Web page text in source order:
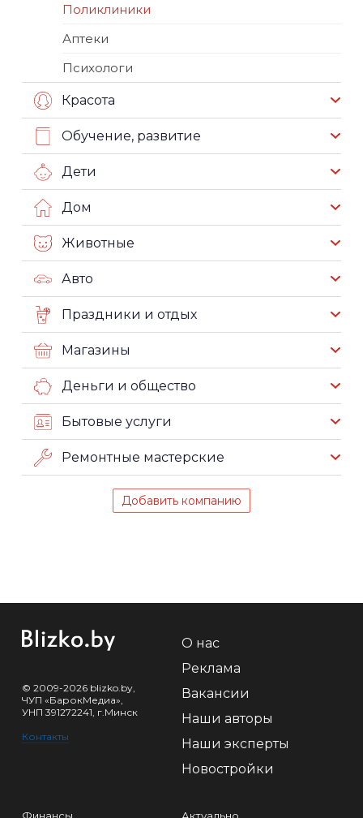
Поликлиники
Аптеки
Психологи
Красота
Обучение, развитие
Дети
Дом
Животные
Авто
Праздники и отдых
Магазины
Деньги и общество
Бытовые услуги
Ремонтные мастерские
Добавить компанию
© 2009-2026 blizko.by,
ЧУП «БарокМедиа»,
УНП 391272241, г.Минск
Контакты
О нас
Реклама
Вакансии
Наши авторы
Наши эксперты
Новостройки
Финансы Актуально